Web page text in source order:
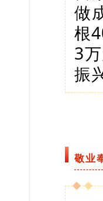
做
根
3
振
敬业